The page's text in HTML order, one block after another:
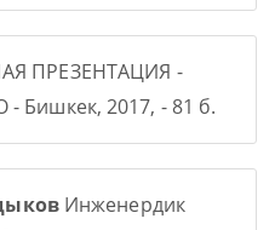
ПРЕЗЕНТАЦИЯ -
Бишкек, 2017, - 81 б.
Инженердик